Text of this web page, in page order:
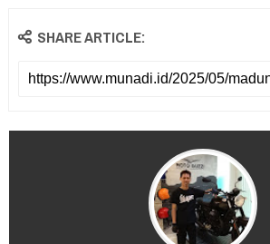
SHARE ARTICLE: